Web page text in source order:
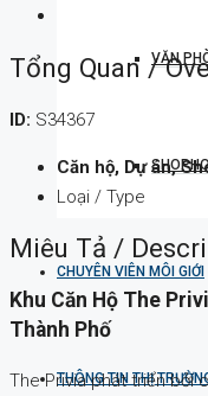
VĂN
CHUYÊN VIÊN MÔI GIỚI
THÔNG TIN THỊ
Tổng Quan /
ID: S34367
Căn hộ, Dự án,
Loại / Type
Miêu Tả /
Khu Căn Hộ The
Thành Phố
The Privia phát triển bởi